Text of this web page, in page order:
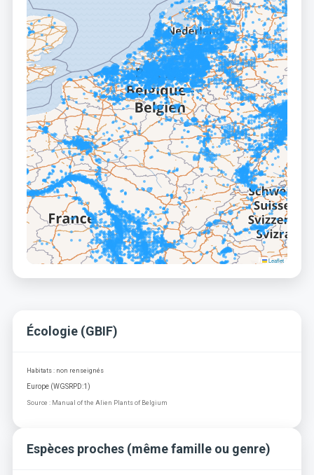
Leaflet
Écologie (GBIF)
Habitats : non renseignés
Europe (WGSRPD:1)
Source : Manual of the Alien Plants of Belgium
Espèces proches (même famille ou genre)